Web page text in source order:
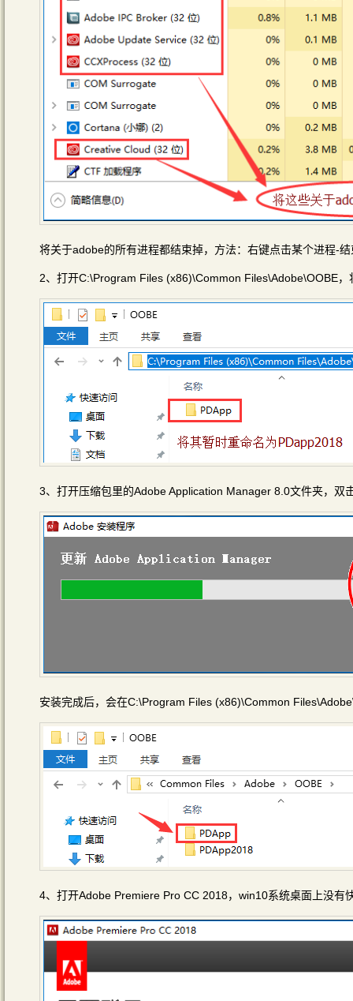
将关于adobe的所有进程都结束掉，方法：右键点击某个进程-
2、打开C:\Program Files (x86)\Common Files\Adobe\OOBE
3、打开压缩包里的Adobe Application Manager 8.0文件夹，双
安装完成后，会在C:\Program Files (x86)\Common
4、打开Adobe Premiere Pro CC 2018，win10系统桌面上没有